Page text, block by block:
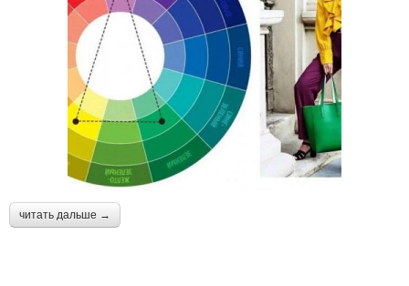
читать дальше →